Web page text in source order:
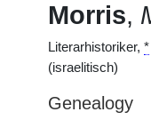
Morris,
Literarhistoriker, *
(israelitisch)
Genealogy